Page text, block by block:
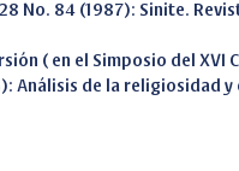
No. 84 (1987): Sinite.
( en el Simposio del XVI
Análisis de la religiosidad y